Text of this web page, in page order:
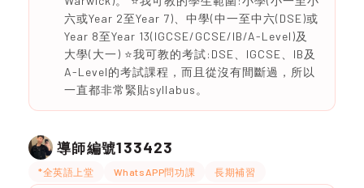
六或Year 2至Year 7)、中學(中一至中六(DSE)或
Year 8至Year 13(IGCSE/GCSE/IB/A-Level)及
大學(大一) ⭐️我可教的考試:DSE、IGCSE、IB及
A-Level的考試課程，而且從沒有間斷過，所以
一直都非常緊貼syllabus。
導師編號133423
*全英語上堂 WhatsAPP問功課 長期補習